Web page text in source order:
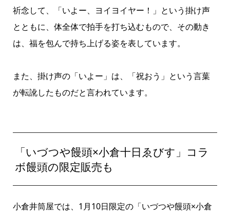
祈念して、「いよー、ヨイヨイヤー！」という掛け声
とともに、体全体で拍手を打ち込むもので、その動き
は、福を包んで持ち上げる姿を表しています。
また、掛け声の「いよー」は、「祝おう」という言葉
が転訛したものだと言われています。
「いづつや饅頭×小倉十日ゑびす」コラ
ボ饅頭の限定販売も
小倉井筒屋では、1月10日限定の「いづつや饅頭×小倉